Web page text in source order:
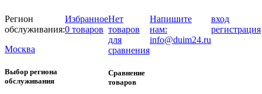
Регион
обслуживания:
Москва
Выбор региона
обслуживания
Избранное
0 товаров
Нет
товаров
для
сравнения
Сравнение
товаров
Напишите
нам:
info@duim24.ru
вход
регистрация